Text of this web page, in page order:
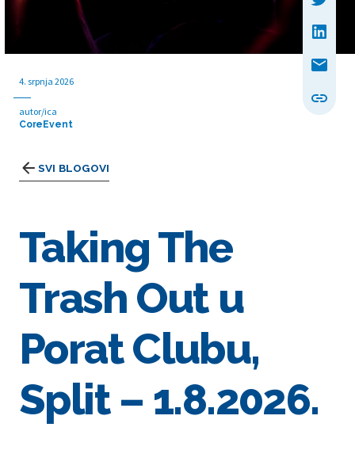
SVI BLOGOVI
4. srpnja 2026
autor/ica
CoreEvent
Taking The
Trash Out u
Porat Clubu,
Split – 1.8.2026.